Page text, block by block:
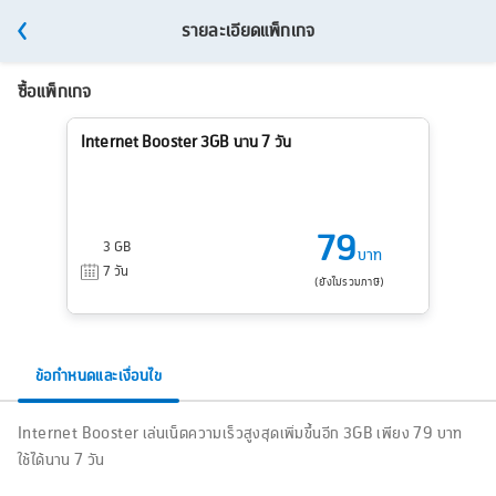
รายละเอียดแพ็กเกจ
ซื้อแพ็กเกจ
Internet Booster 3GB นาน 7 วัน
3 GB
7 วัน
79บาท
(ยังไม่รวมภาษี)
ข้อกำหนดและเงื่อนไข
Internet Booster เล่นเน็ตความเร็วสูงสุดเพิ่มขึ้นอีก 3GB เพียง 79 บาท
ใช้ได้นาน 7 วัน